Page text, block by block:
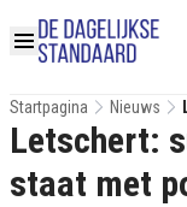
Startpagina Nieuws
Letschert:
staat met